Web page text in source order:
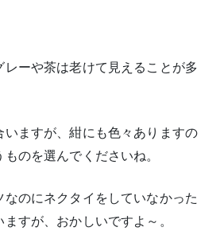
レーや茶は老けて見えることが多
いますが、紺にも色々ありますの
のを選んでくださいね。
のにネクタイをしていなかった
すが、おかしいですよ～。